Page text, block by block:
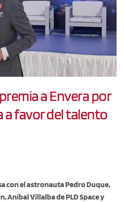
a Envera por
a favor del talento
con el astronauta Pedro Duque,
Aníbal Villalba de PLD Space y